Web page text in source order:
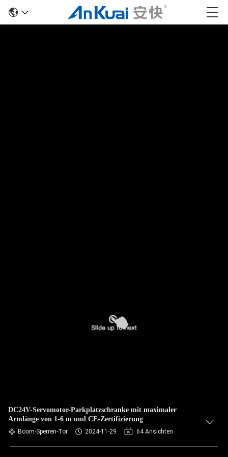
DC24V-Servomotor-Parkplatzschranke mit maximaler
Armlänge von 1-6 m und CE-Zertifizierung
Boom-Sperren-Tor 2024-11-29 64 Ansichten